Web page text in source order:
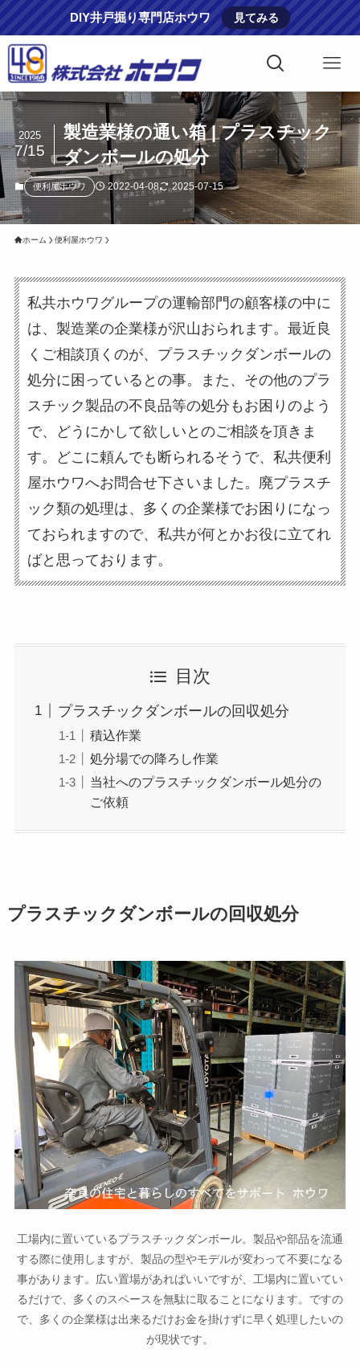
DIY井戸掘り専門店ホウワ 見てみる
製造業様の通い箱 | プラスチック
ダンボールの処分
2025
7/15
便利屋ホウワ 2022-04-08 2025-07-15
ホーム 便利屋ホウワ
私共ホウワグループの運輸部門の顧客様の中に
は、製造業の企業様が沢山おられます。最近良
くご相談頂くのが、プラスチックダンボールの
処分に困っているとの事。また、その他のプラ
スチック製品の不良品等の処分もお困りのよう
で、どうにかして欲しいとのご相談を頂きま
す。どこに頼んでも断られるそうで、私共便利
屋ホウワへお問合せ下さいました。廃プラスチ
ック類の処理は、多くの企業様でお困りになっ
ておられますので、私共が何とかお役に立てれ
ばと思っております。
目次
プラスチックダンボールの回収処分
積込作業
処分場での降ろし作業
当社へのプラスチックダンボール処分の
ご依頼
プラスチックダンボールの回収処分
工場内に置いているプラスチックダンボール。製品や部品を流通
する際に使用しますが、製品の型やモデルが変わって不要になる
事があります。広い置場があればいいですが、工場内に置いてい
るだけで、多くのスペースを無駄に取ることになります。ですの
で、多くの企業様は出来るだけお金を掛けずに早く処理したいの
が現状です。